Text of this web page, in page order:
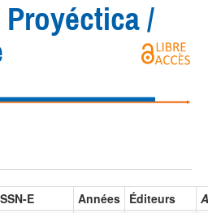
/
E Années Éditeurs